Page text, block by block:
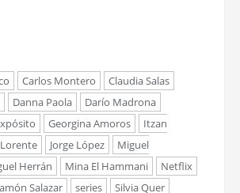
Carlos Montero
Claudia Salas
Danna Paola
Darío Madrona
Georgina Amoros
Itzan
Lorente Jorge López
Miguel
Herrán Mina El Hammani
Netflix
Salazar series Silvia Quer